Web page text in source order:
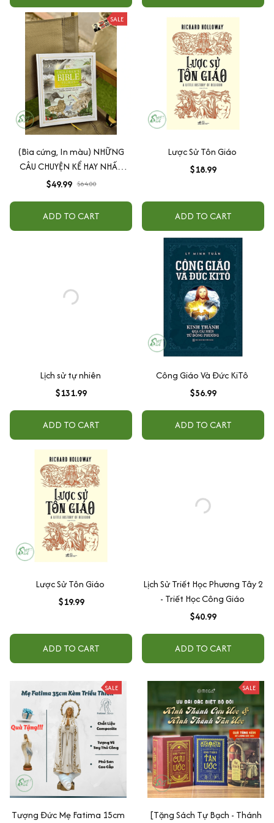
SALE
(Bìa cứng, In màu) NHỮNG
CÂU CHUYỆN KỂ HAY NHẤT
TRONG KINH THÁNH -
The Greatest Stories Ever Told
$49.99 $64.00
ADD TO CART
Lược Sử Tôn Giáo
$18.99
ADD TO CART
Lịch sử tự nhiên
$131.99
ADD TO CART
Công Giáo Và Đức KiTô
$56.99
ADD TO CART
Lược Sử Tôn Giáo
$19.99
ADD TO CART
Lịch Sử Triết Học Phương Tây 2
- Triết Học Công Giáo
$40.99
ADD TO CART
SALE
Tượng Đức Mẹ Fatima 15cm
SALE
[Tặng Sách Tự Bạch - Thánh